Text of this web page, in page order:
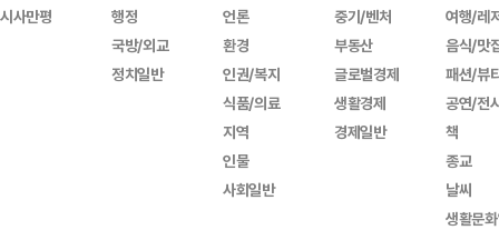
시사만평
행정
국방/외교
정치일반
언론
환경
인권/복지
식품/의료
지역
인물
사회일반
중기/벤처
부동산
글로벌경제
생활경제
경제일반
여행/레
음식/맛
패션/뷰
공연/전
책
종교
날씨
생활문